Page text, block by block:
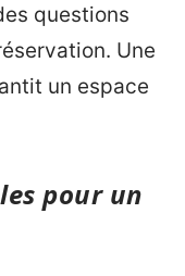
questions
Une
un espace
pour un